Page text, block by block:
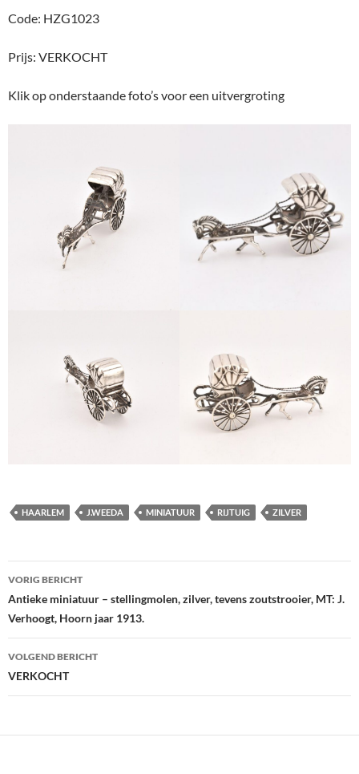
Code: HZG1023
Prijs: VERKOCHT
Klik op onderstaande foto’s voor een uitvergroting
HAARLEM J.WEEDA MINIATUUR RIJTUIG ZILVER
Berichtnavigatie
VORIG BERICHT
Antieke miniatuur – stellingmolen, zilver, tevens zoutstrooier, MT: J.
Verhoogt, Hoorn jaar 1913.
VOLGEND BERICHT
VERKOCHT